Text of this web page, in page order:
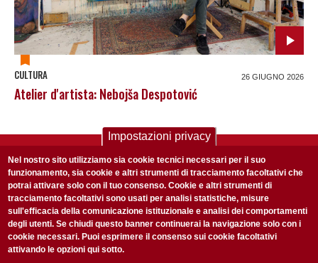
CULTURA 26 GIUGNO 2026
Atelier d'artista: Nebojša Despotović
ISCRIVITI ALLA NOSTRA NEWSLETTER
Ogni settimana selezioniamo per te nostre storie più rilevanti:
non perderti gli aggiornamenti della nostra newsletter
Impostazioni privacy
Nel nostro sito utilizziamo sia cookie tecnici necessari per il suo
funzionamento, sia cookie e altri strumenti di tracciamento facoltativi che
potrai attivare solo con il tuo consenso. Cookie e altri strumenti di
tracciamento facoltativi sono usati per analisi statistiche, misure
sull'efficacia della comunicazione istituzionale e analisi dei comportamenti
degli utenti. Se chiudi questo banner continuerai la navigazione solo con i
cookie necessari. Puoi esprimere il consenso sui cookie facoltativi
attivando le opzioni qui sotto.